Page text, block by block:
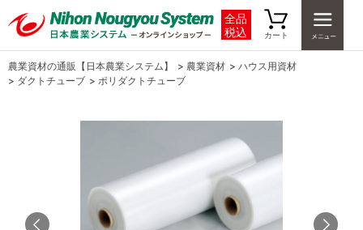
全品
税込
カート
農業資材の通販【日本農業システム】 > 農業資材 > ハウス用資材
> ダクトチューブ > ポリダクトチューブ